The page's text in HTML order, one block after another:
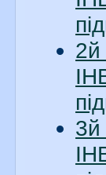
2й
3й